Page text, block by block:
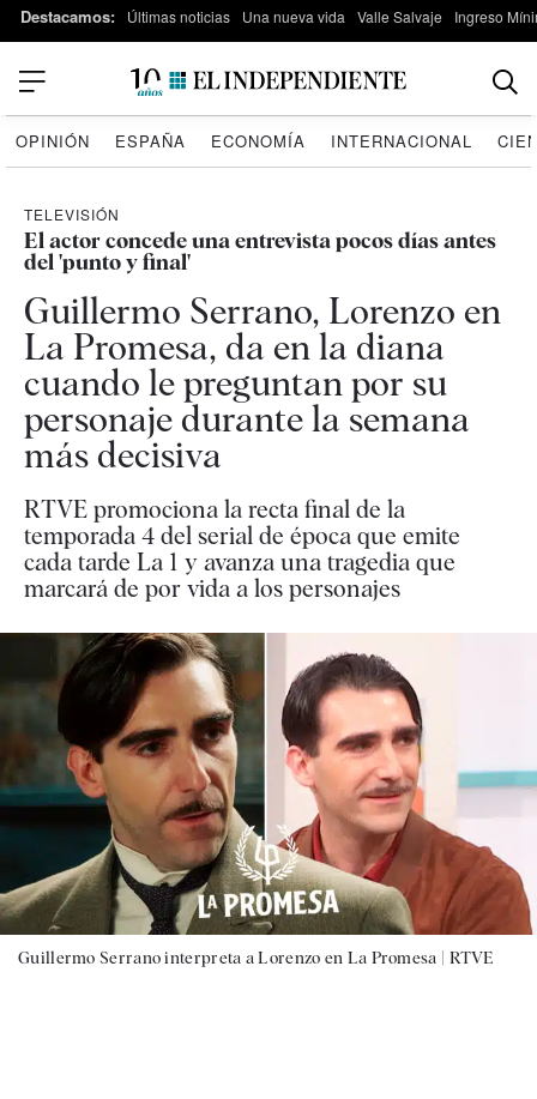
Destacamos: Últimas noticias Una nueva vida Valle Salvaje Ingreso
OPINIÓN ESPAÑA ECONOMÍA INTERNACIONAL
TELEVISIÓN
El actor concede una entrevista pocos días antes
del 'punto y final'
Guillermo Serrano, Lorenzo en
La Promesa, da en la diana
cuando le preguntan por su
personaje durante la semana
más decisiva
RTVE promociona la recta final de la
temporada 4 del serial de época que emite
cada tarde La 1 y avanza una tragedia que
marcará de por vida a los personajes
Guillermo Serrano interpreta a Lorenzo en La Promesa | RTVE